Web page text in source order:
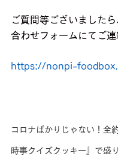
ご質問等ございました
合わせフォームにてご連
https://nonpi-
コロナばかりじゃない！
時事クイズクッキー』で盛